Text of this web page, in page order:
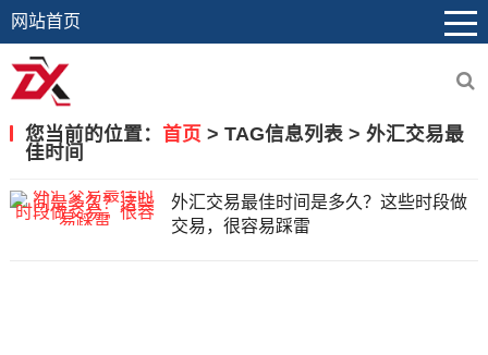
网站首页
您当前的位置： 首页 > TAG信息列表 > 外汇交易最
佳时间
外汇交易最佳时间是多久？这些时段做
交易，很容易踩雷